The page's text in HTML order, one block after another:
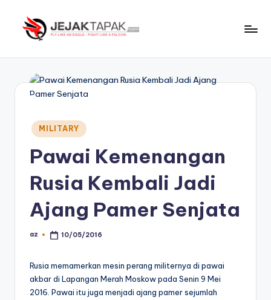
An
Eagle
Fight
Like
Falcon
Posted
in
MILITARY
Pawai Kemenangan
Rusia Kembali Jadi
Ajang Pamer Senjata
Posted
az 10/05/2016
Rusia memamerkan mesin perang militernya di pawai
akbar di Lapangan Merah Moskow pada Senin 9 Mei
2016. Pawai itu juga menjadi ajang pamer sejumlah